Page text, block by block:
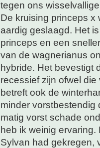
tegen ons
De kruising princeps x
aardig geslaagd. Het
princeps en een
van de wagnerianus
hybride. Het bevestigt
recessief zijn ofwel
betreft ook de
minder vorstbestendig
matig vorst schade
heb ik weinig
Sylvan had gekregen,